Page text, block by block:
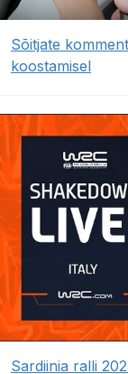
Sõitjate
koostamisel
Sardiinia ralli